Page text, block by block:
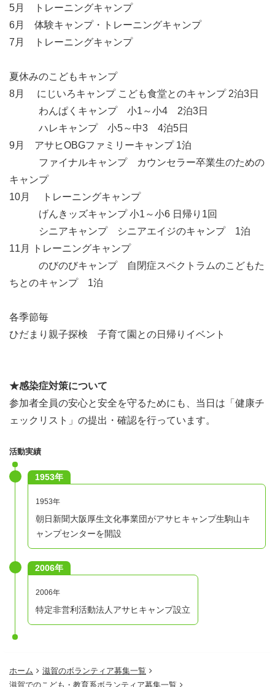
5月 トレーニングキャンプ
6月 体験キャンプ・トレーニングキャンプ
7月 トレーニングキャンプ
夏休みのこどもキャンプ
8月 にじいろキャンプ こども食堂とのキャンプ 2泊3日
わんぱくキャンプ 小1～小4 2泊3日
ハレキャンプ 小5～中3 4泊5日
9月 アサヒOBGファミリーキャンプ 1泊
ファイナルキャンプ カウンセラー卒業生のための
キャンプ
10月 トレーニングキャンプ
げんきッズキャンプ 小1～小6 日帰り1回
シニアキャンプ シニアエイジのキャンプ 1泊
11月 トレーニングキャンプ
のびのびキャンプ 自閉症スペクトラムのこどもた
ちとのキャンプ 1泊
各季節毎
ひだまり親子探検 子育て園との日帰りイベント
★感染症対策について
参加者全員の安心と安全を守るためにも、当日は「健康チ
ェックリスト」の提出・確認を行っています。
活動実績
1953年
1953年
朝日新聞大阪厚生文化事業団がアサヒキャンプ生駒山キ
ャンプセンターを開設
2006年
2006年
特定非営利活動法人アサヒキャンプ設立
ホーム
滋賀のボランティア募集一覧
滋賀でのこども・教育系ボランティア募集一覧